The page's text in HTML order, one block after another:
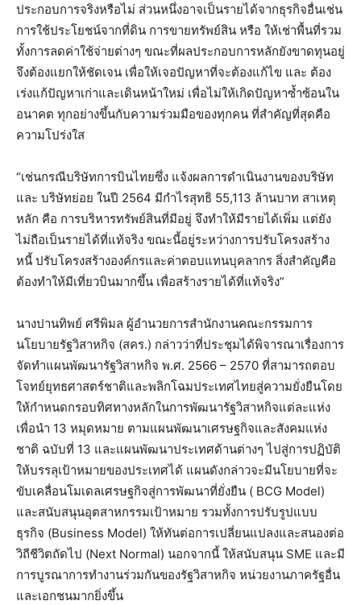
ประกอบการจริงหรือไม่ ส่วนหนึ่งอาจเป็นรายได้จากธุรกิจอื่นเช่น
การใช้ประโยชน์จากที่ดิน การขายทรัพย์สิน หรือ ให้เช่าพื้นที่รวม
ทั้งการลดค่าใช้จ่ายต่างๆ ขณะที่ผลประกอบการหลักยังขาดทุนอยู่
จึงต้องแยกให้ชัดเจน เพื่อให้เจอปัญหาที่จะต้องแก้ไข และ ต้อง
เร่งแก้ปัญหาเก่าและเดินหน้าใหม่ เพื่อไม่ให้เกิดปัญหาซ้ำซ้อนใน
อนาคต ทุกอย่างขึ้นกับความร่วมมือของทุกคน ที่สำคัญที่สุดคือ
ความโปร่งใส
“เช่นกรณีบริษัทการบินไทยซึ่ง แจ้งผลการดำเนินงานของบริษัท
และ บริษัทย่อย ในปี 2564 มีกำไรสุทธิ 55,113 ล้านบาท สาเหตุ
หลัก คือ การบริหารทรัพย์สินที่มีอยู่ จึงทำให้มีรายได้เพิ่ม แต่ยัง
ไม่ถือเป็นรายได้ที่แท้จริง ขณะนี้อยู่ระหว่างการปรับโครงสร้าง
หนี้ ปรับโครงสร้างองค์กรและค่าตอบแทนบุคลากร สิ่งสำคัญคือ
ต้องทำให้มีเที่ยวบินมากขึ้น เพื่อสร้างรายได้ที่แท้จริง”
นางปานทิพย์ ศรีพิมล ผู้อำนวยการสำนักงานคณะกรรมการ
นโยบายรัฐวิสาหกิจ (สคร.) กล่าวว่าที่ประชุมได้พิจารณาเรื่องการ
จัดทำแผนพัฒนารัฐวิสาหกิจ พ.ศ. 2566 – 2570 ที่สามารถตอบ
โจทย์ยุทธศาสตร์ชาติและพลิกโฉมประเทศไทยสู่ความยั่งยืนโดย
ให้กำหนดกรอบทิศทางหลักในการพัฒนารัฐวิสาหกิจแต่ละแห่ง
เพื่อนำ 13 หมุดหมาย ตามแผนพัฒนาเศรษฐกิจและสังคมแห่ง
ชาติ ฉบับที่ 13 และแผนพัฒนาประเทศด้านต่างๆ ไปสู่การปฏิบัติ
ให้บรรลุเป้าหมายของประเทศได้ แผนดังกล่าวจะมีนโยบายที่จะ
ขับเคลื่อนโมเดลเศรษฐกิจสู่การพัฒนาที่ยั่งยืน ( BCG Model)
และสนับสนุนอุตสาหกรรมเป้าหมาย รวมทั้งการปรับรูปแบบ
ธุรกิจ (Business Model) ให้ทันต่อการเปลี่ยนแปลงและสนองต่อ
วิถีชีวิตถัดไป (Next Normal) นอกจากนี้ ให้สนับสนุน SME และมี
การบูรณาการทำงานร่วมกันของรัฐวิสาหกิจ หน่วยงานภาครัฐอื่น
และเอกชนมากยิ่งขึ้น